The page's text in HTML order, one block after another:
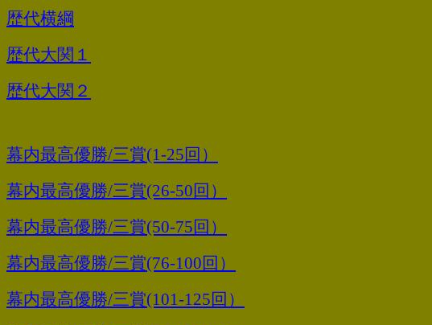
歴代横綱
歴代大関１
歴代大関２
幕内最高優勝/三賞(1-25回）
幕内最高優勝/三賞(26-50回）
幕内最高優勝/三賞(50-75回）
幕内最高優勝/三賞(76-100回）
幕内最高優勝/三賞(101-125回）